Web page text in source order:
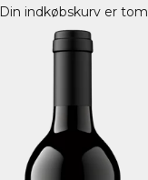
Din indkøbskurv er tom